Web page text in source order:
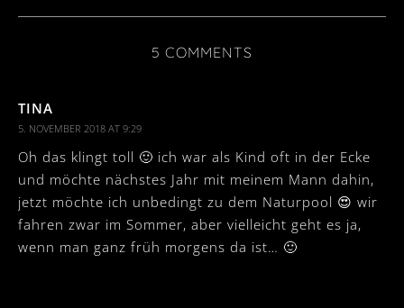
5 COMMENTS
TINA
5. NOVEMBER 2018 AT 9:29
Oh das klingt toll 🙂 ich war als Kind oft in der Ecke
und möchte nächstes Jahr mit meinem Mann dahin,
jetzt möchte ich unbedingt zu dem Naturpool 😍 wir
fahren zwar im Sommer, aber vielleicht geht es ja,
wenn man ganz früh morgens da ist… 🙂